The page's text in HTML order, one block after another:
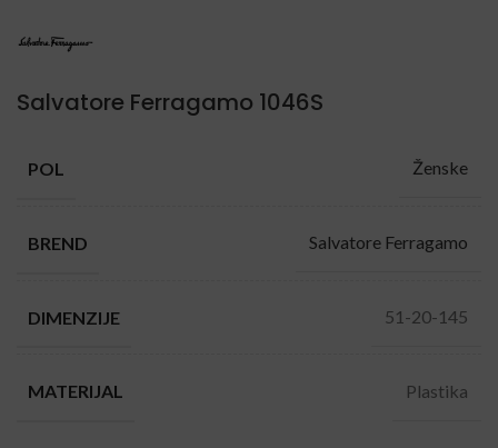
Salvatore Ferragamo 1046S
POL Ženske
BREND Salvatore Ferragamo
DIMENZIJE 51-20-145
MATERIJAL Plastika